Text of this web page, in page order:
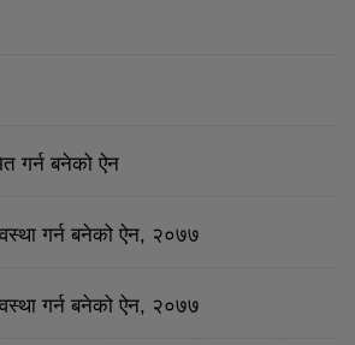
गर्न बनेको ऐन
गर्न बनेको ऐन, २०७७
गर्न बनेको ऐन, २०७७